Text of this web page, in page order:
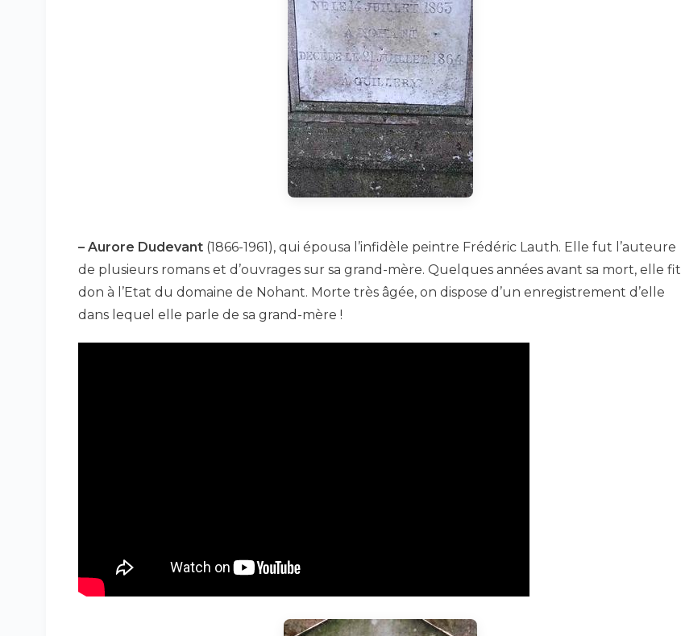
– Aurore Dudevant (1866-1961), qui épousa l’infidèle peintre Frédéric Lauth. Elle fut l’auteure
de plusieurs romans et d’ouvrages sur sa grand-mère. Quelques années avant sa mort, elle fit
don à l’Etat du domaine de Nohant. Morte très âgée, on dispose d’un enregistrement d’elle
dans lequel elle parle de sa grand-mère !